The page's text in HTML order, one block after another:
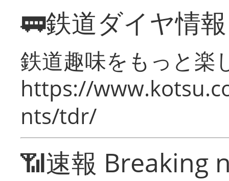
🚃鉄道ダイヤ情
鉄道趣味をもっと楽
https://
nts/tdr/
📶速報 Breaking